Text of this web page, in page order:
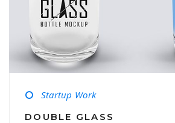
Startup Work
DOUBLE GLASS